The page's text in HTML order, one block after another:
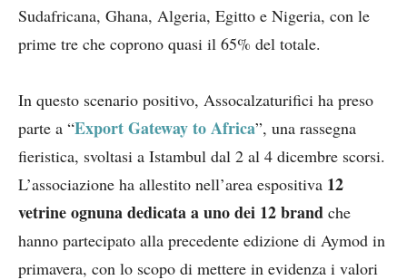
Sudafricana, Ghana, Algeria, Egitto e Nigeria, con le
prime tre che coprono quasi il 65% del totale.
In questo scenario positivo, Assocalzaturifici ha preso
parte a “Export Gateway to Africa”, una rassegna
fieristica, svoltasi a Istambul dal 2 al 4 dicembre scorsi.
L’associazione ha allestito nell’area espositiva 12
vetrine ognuna dedicata a uno dei 12 brand che
hanno partecipato alla precedente edizione di Aymod in
primavera, con lo scopo di mettere in evidenza i valori